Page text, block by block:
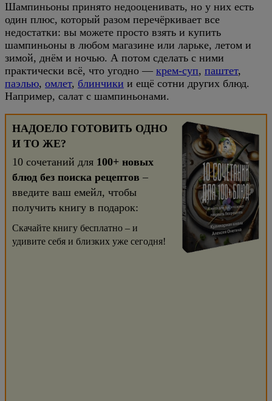
Шампиньоны принято недооценивать, но у них есть
один плюс, который разом перечёркивает все
недостатки: вы можете просто взять и купить
шампиньоны в любом магазине или ларьке, летом и
зимой, днём и ночью. А потом сделать с ними
практически всё, что угодно — крем-суп, паштет,
паэлью, омлет, блинчики и ещё сотни других блюд.
Например, салат с шампиньонами.
НАДОЕЛО ГОТОВИТЬ ОДНО
И ТО ЖЕ?
10 сочетаний для 100+ новых
блюд без поиска рецептов –
введите ваш емейл, чтобы
получить книгу в подарок:
Скачайте книгу бесплатно – и
удивите себя и близких уже сегодня!